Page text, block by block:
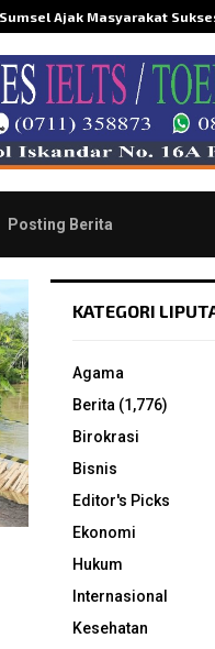
Sumsel Ajak Masyarakat
Posting Berita
KATEGORI
Agama
Berita (1,776)
Birokrasi
Bisnis
Editor's Picks
Ekonomi
Hukum
Internasional
Kesehatan